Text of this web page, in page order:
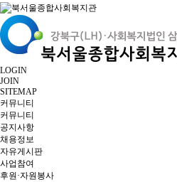
LOGIN
JOIN
SITEMAP
커뮤니티
커뮤니티
공지사항
채용정보
자유게시판
사업참여
후원·자원봉사